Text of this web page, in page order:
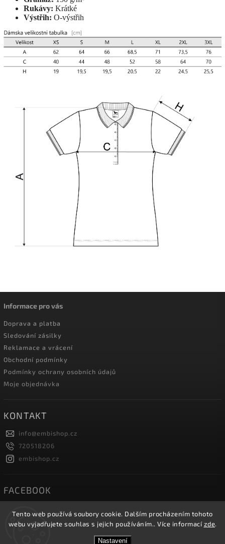
Tento web používá soubory cookie. Dalším procházením tohoto
webu vyjadřujete souhlas s jejich používáním.. Více informacízde.
Nastavení
Rukávy: Krátké
Výstřih: O-výstřih
Informace pro vás
Doprava a platba
Sledování zásilky
Reklamace a vrácení
Obchodní podmínky
Podmínky ochrany osobních údajů
Moje objednávka
KONTAKT
info@embishop.cz
720518206
embishop.cz
FACEBOOK
Embishop.cz. Všechna práva vyhrazena.